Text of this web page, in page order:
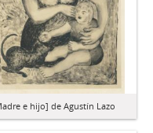
e hijo] de Agustín Lazo